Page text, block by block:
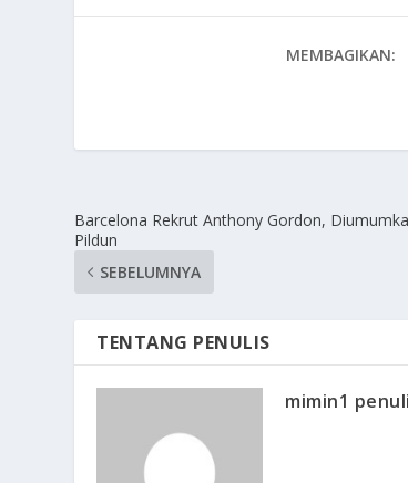
MEMBAGIKAN:
Barcelona Rekrut Anthony Gordon,
Pildun
SEBELUMNYA
TENTANG PENULIS
mimin1